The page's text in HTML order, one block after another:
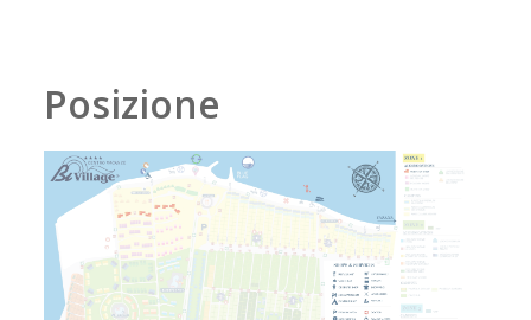
Posizione